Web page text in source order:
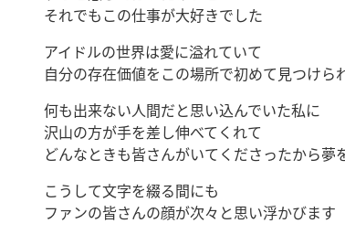
それでもこの仕事が大好きでした
アイドルの世界は愛に溢れていて
自分の存在価値をこの場所で初めて見つけら
何も出来ない人間だと思い込んでいた私に
沢山の方が手を差し伸べてくれて
どんなときも皆さんがいてくださったから夢
こうして文字を綴る間にも
ファンの皆さんの顔が次々と思い浮かびます